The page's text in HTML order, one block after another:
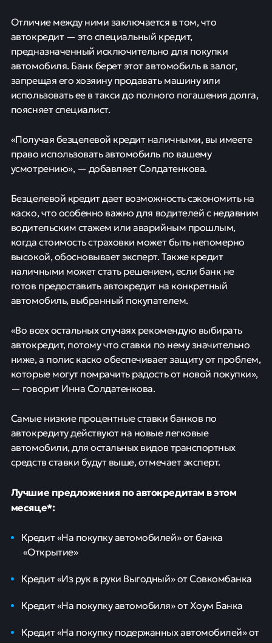
Отличие между ними заключается в том, что
автокредит — это специальный кредит,
предназначенный исключительно для покупки
автомобиля. Банк берет этот автомобиль в залог,
запрещая его хозяину продавать машину или
использовать ее в такси до полного погашения долга,
поясняет специалист.
«Получая безцелевой кредит наличными, вы имеете
право использовать автомобиль по вашему
усмотрению», — добавляет Солдатенкова.
Безцелевой кредит дает возможность сэкономить на
каско, что особенно важно для водителей с недавним
водительским стажем или аварийным прошлым,
когда стоимость страховки может быть непомерно
высокой, обосновывает эксперт. Также кредит
наличными может стать решением, если банк не
готов предоставить автокредит на конкретный
автомобиль, выбранный покупателем.
«Во всех остальных случаях рекомендую выбирать
автокредит, потому что ставки по нему значительно
ниже, а полис каско обеспечивает защиту от проблем,
которые могут помрачить радость от новой покупки»,
— говорит Инна Солдатенкова.
Самые низкие процентные ставки банков по
автокредиту действуют на новые легковые
автомобили, для остальных видов транспортных
средств ставки будут выше, отмечает эксперт.
Лучшие предложения по автокредитам в этом
месяце*:
Кредит «На покупку автомобилей» от банка
«Открытие»
Кредит «Из рук в руки Выгодный» от Совкомбанка
Кредит «На покупку автомобиля» от Хоум Банка
Кредит «На покупку подержанных автомобилей» от